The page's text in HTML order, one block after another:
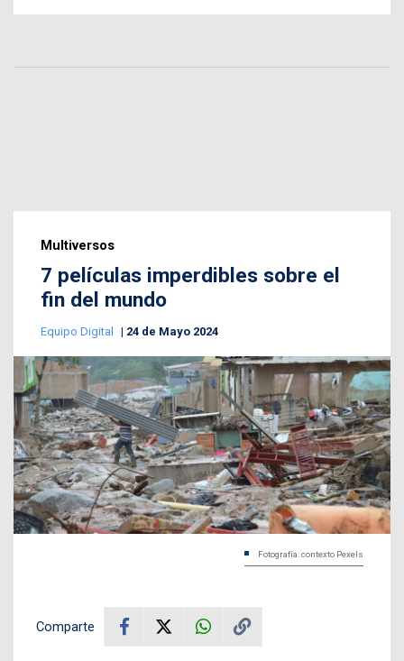
Multiversos
7 películas imperdibles sobre el
fin del mundo
Equipo Digital 24 de Mayo 2024
Fotografía: contexto Pexels
Comparte